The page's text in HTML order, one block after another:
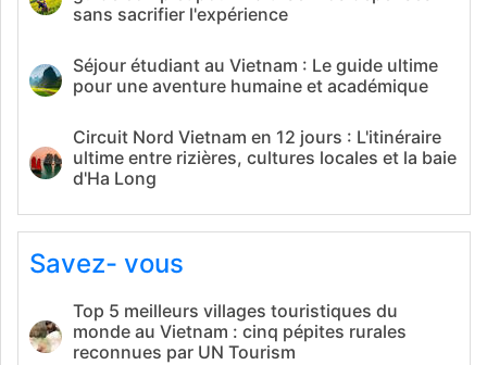
sans sacrifier l'expérience
Séjour étudiant au Vietnam : Le guide ultime
pour une aventure humaine et académique
Circuit Nord Vietnam en 12 jours : L'itinéraire
ultime entre rizières, cultures locales et la baie
d'Ha Long
Savez- vous
Top 5 meilleurs villages touristiques du
monde au Vietnam : cinq pépites rurales
reconnues par UN Tourism